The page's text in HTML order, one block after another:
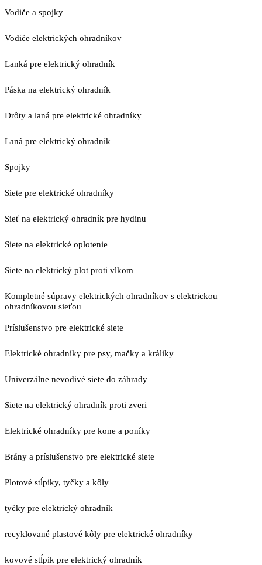
Vodiče a spojky
Vodiče elektrických ohradníkov
Lanká pre elektrický ohradník
Páska na elektrický ohradník
Drôty a laná pre elektrické ohradníky
Laná pre elektrický ohradník
Spojky
Siete pre elektrické ohradníky
Sieť na elektrický ohradník pre hydinu
Siete na elektrické oplotenie
Siete na elektrický plot proti vlkom
Kompletné súpravy elektrických ohradníkov s elektrickou
ohradníkovou sieťou
Príslušenstvo pre elektrické siete
Elektrické ohradníky pre psy, mačky a králiky
Univerzálne nevodivé siete do záhrady
Siete na elektrický ohradník proti zveri
Elektrické ohradníky pre kone a poníky
Brány a príslušenstvo pre elektrické siete
Plotové stĺpiky, tyčky a kôly
tyčky pre elektrický ohradník
recyklované plastové kôly pre elektrické ohradníky
kovové stĺpik pre elektrický ohradník